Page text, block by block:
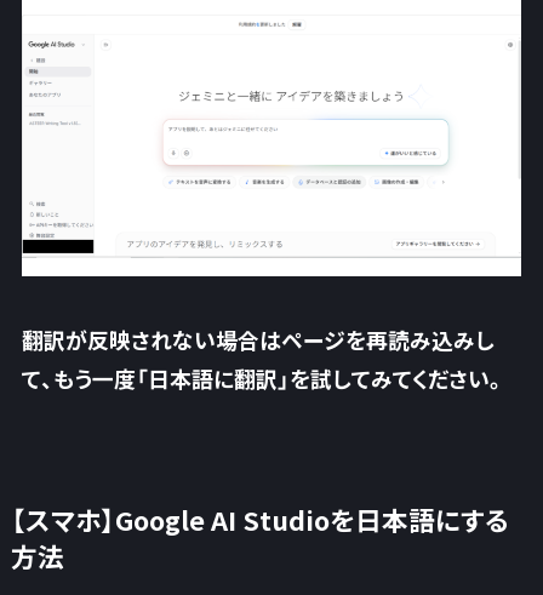
翻訳が反映されない場合はページを再読み込みし
て、もう一度「日本語に翻訳」を試してみてください。
【スマホ】Google AI Studioを日本語にする
方法